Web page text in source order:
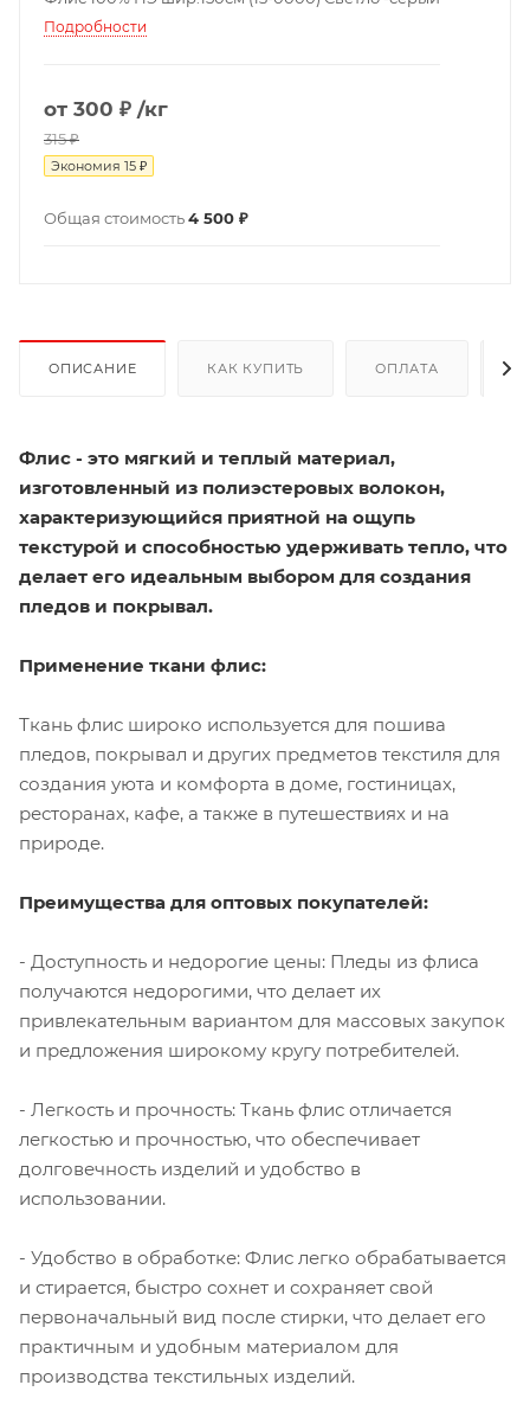
Подробности
от 300 ₽ /кг
315 ₽
Экономия 15 ₽
Общая стоимость4 500 ₽
ОПИСАНИЕ КАК КУПИТЬ ОПЛАТА
Флис - это мягкий и теплый материал,
изготовленный из полиэстеровых волокон,
характеризующийся приятной на ощупь
текстурой и способностью удерживать тепло, что
делает его идеальным выбором для создания
пледов и покрывал.
Применение ткани флис:
Ткань флис широко используется для пошива
пледов, покрывал и других предметов текстиля для
создания уюта и комфорта в доме, гостиницах,
ресторанах, кафе, а также в путешествиях и на
природе.
Преимущества для оптовых покупателей:
- Доступность и недорогие цены: Пледы из флиса
получаются недорогими, что делает их
привлекательным вариантом для массовых закупок
и предложения широкому кругу потребителей.
- Легкость и прочность: Ткань флис отличается
легкостью и прочностью, что обеспечивает
долговечность изделий и удобство в
использовании.
- Удобство в обработке: Флис легко обрабатывается
и стирается, быстро сохнет и сохраняет свой
первоначальный вид после стирки, что делает его
практичным и удобным материалом для
производства текстильных изделий.